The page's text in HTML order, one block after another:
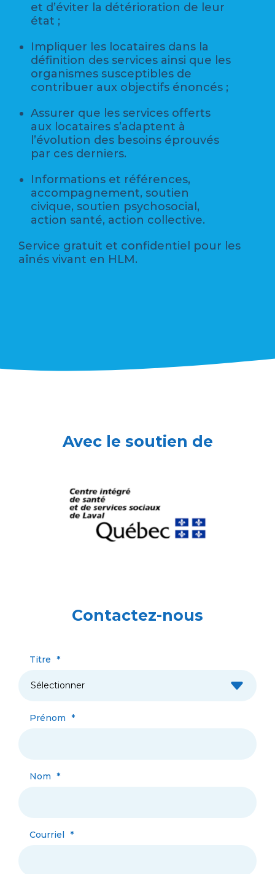
et d’éviter la détérioration de leur
état ;
Impliquer les locataires dans la
définition des services ainsi que les
organismes susceptibles de
contribuer aux objectifs énoncés ;
Assurer que les services offerts
aux locataires s’adaptent à
l’évolution des besoins éprouvés
par ces derniers.
Informations et références,
accompagnement, soutien
civique, soutien psychosocial,
action santé, action collective.
Service gratuit et confidentiel pour les
aînés vivant en HLM.
Avec le soutien de
Contactez-nous
Titre *
Prénom *
Nom *
Courriel *